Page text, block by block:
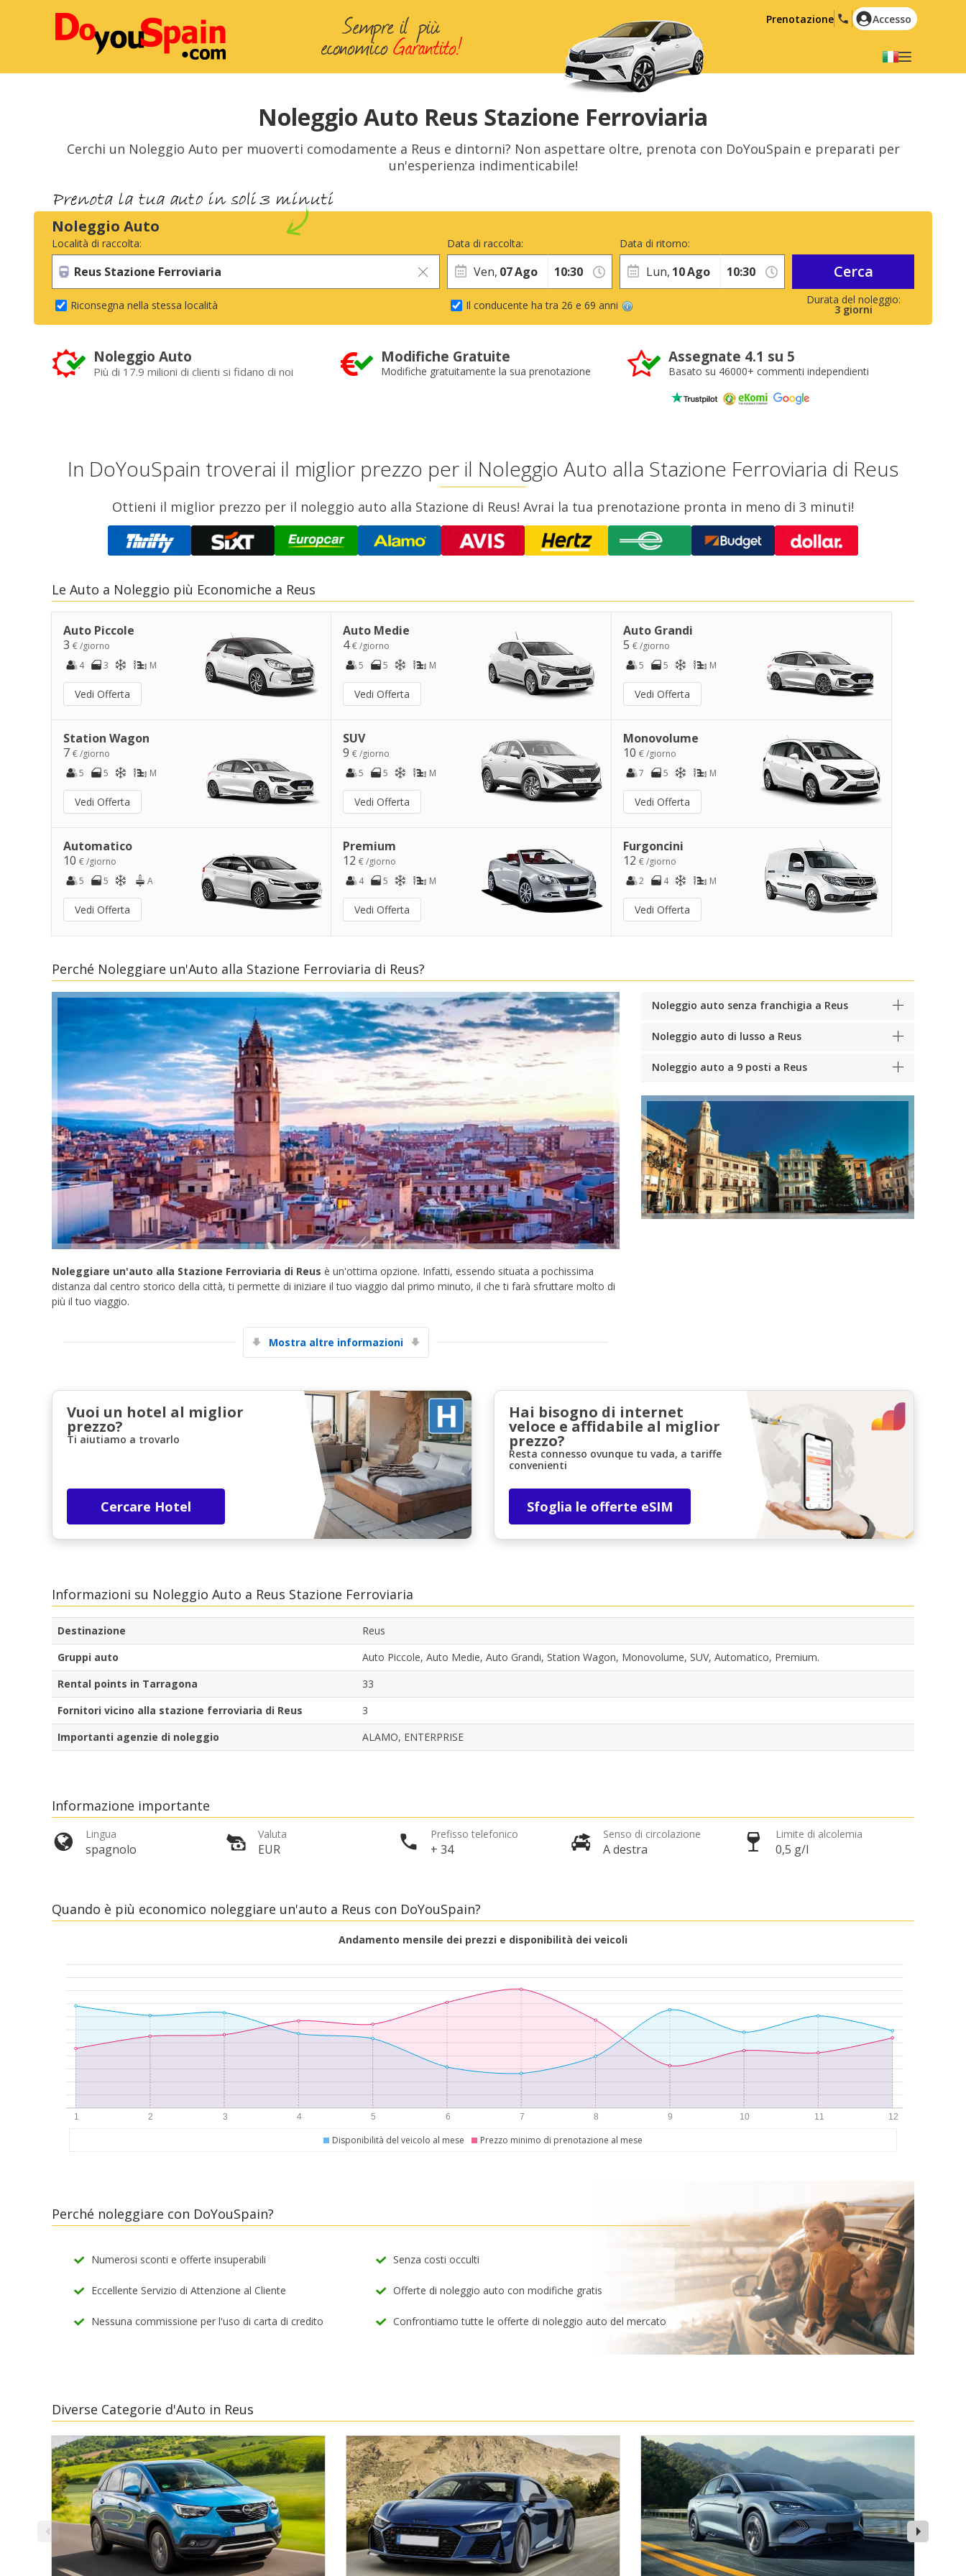
Prenotazione Accesso
Italiano
Nederlands
Русский
Hrvatski
العربية
Noleggio Auto Reus Stazione Ferroviaria
Cerchi un Noleggio Auto per muoverti comodamente a Reus e dintorni? Non aspettare oltre, prenota con DoYouSpain e preparati per
un'esperienza indimenticabile!
Noleggio Auto
Località di raccolta:
Riconsegna nella stessa località
Data di raccolta:
Ven, 07Ago
3 giorni
Data di ritorno:
Lun, 10Ago
Il conducente ha tra 26 e 69 anni
Cerca
Noleggio Auto
Più di 17.9 milioni di clienti si fidano di noi
Modifiche Gratuite
Modifiche gratuitamente la sua prenotazione
Assegnate 4.1 su 5
Basato su 46000+ commenti independienti
In DoYouSpain troverai il miglior prezzo per il Noleggio Auto alla Stazione Ferroviaria di Reus
Ottieni il miglior prezzo per il noleggio auto alla Stazione di Reus! Avrai la tua prenotazione pronta in meno di 3 minuti!
Le Auto a Noleggio più Economiche a Reus
Auto Piccole
3 € /giorno
4
3 M
Vedi Offerta
Auto Medie
4€ /giorno
5
5 M
Vedi Offerta
Auto Grandi
5 € /giorno
5
5 M
Vedi Offerta
Station Wagon
7 € /giorno
5
5 M
Vedi Offerta
SUV
9€ /giorno
5
5 M
Vedi Offerta
Monovolume
10 € /giorno
7
5 M
Vedi Offerta
Automatico
10 € /giorno
5
5 A
Vedi Offerta
Premium
12€ /giorno
4
5 M
Vedi Offerta
Furgoncini
12 € /giorno
2
4 M
Vedi Offerta
Perché Noleggiare un'Auto alla Stazione Ferroviaria di Reus?
Noleggiare un'auto alla Stazione Ferroviaria di Reus è un'ottima opzione. Infatti, essendo situata a pochissima
distanza dal centro storico della città, ti permette di iniziare il tuo viaggio dal primo minuto, il che ti farà sfruttare molto di
più il tuo viaggio.
Mostra altre informazioni
Noleggio auto senza franchigia a Reus
Noleggio auto di lusso a Reus
Noleggio auto a 9 posti a Reus
Vuoi un hotel al miglior
prezzo?
Ti aiutiamo a trovarlo
Cercare Hotel
Hai bisogno di internet
veloce e affidabile al miglior
prezzo?
Resta connesso ovunque tu vada, a tariffe
convenienti
Sfoglia le offerte eSIM
Informazioni su Noleggio Auto a Reus Stazione Ferroviaria
Destinazione
Reus
Gruppi auto
Auto Piccole, Auto Medie, Auto Grandi, Station Wagon, Monovolume, SUV, Automatico, Premium.
Rental points in Tarragona
33
Fornitori vicino alla stazione ferroviaria di Reus
3
Importanti agenzie di noleggio
ALAMO, ENTERPRISE
Informazione importante
Lingua
spagnolo
Valuta
EUR
Prefisso telefonico
+ 34
Senso di circolazione
A destra
Limite di alcolemia
0,5 g/l
Quando è più economico noleggiare un'auto a Reus con DoYouSpain?
Andamento mensile dei prezzi e disponibilità dei veicoli
Disponibilità del veicolo al mese Prezzo minimo di prenotazione al mese
Perché noleggiare con DoYouSpain?
Numerosi sconti e offerte insuperabili Senza costi occulti
Eccellente Servizio di Attenzione al Cliente Offerte di noleggio auto con modifiche gratis
Nessuna commissione per l'uso di carta di credito Confrontiamo tutte le offerte di noleggio auto del mercato
Diverse Categorie d'Auto in Reus
Sconti speciali